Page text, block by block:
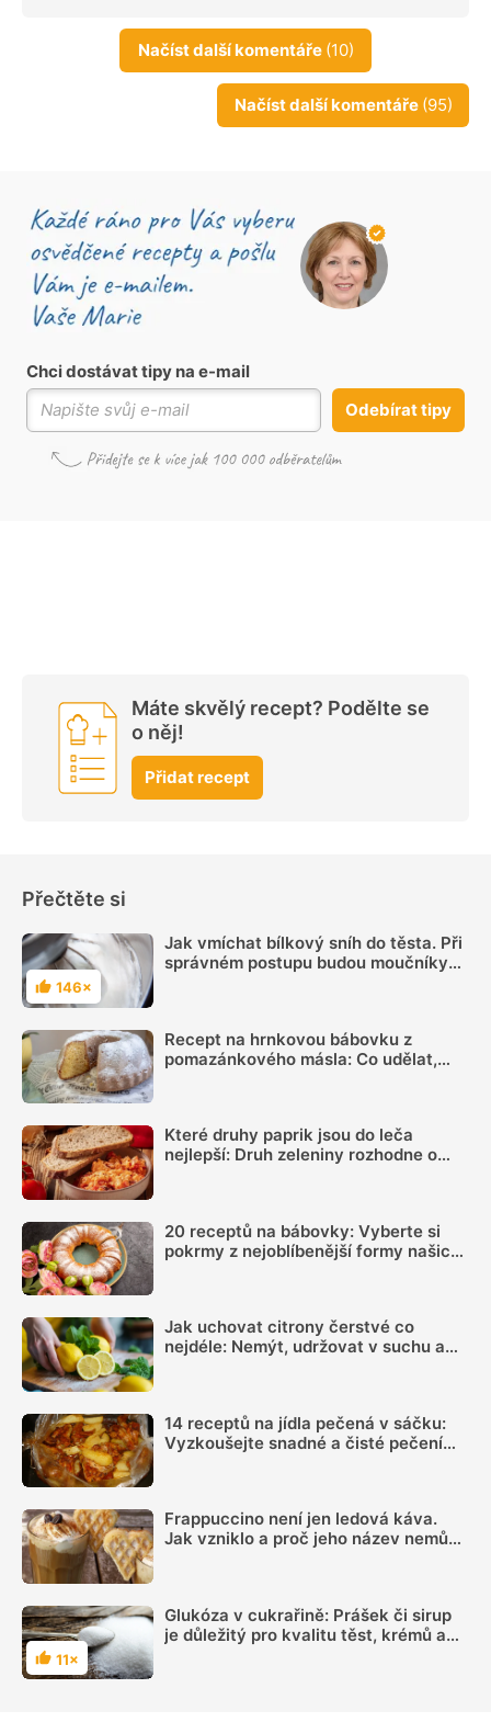
Načíst další komentáře (10)
Načíst další komentáře (95)
Chci dostávat tipy na e-mail
Odebírat tipy
Máte skvělý recept? Podělte se
o něj!
Přidat recept
Přečtěte si
Hodnocení
146×
Jak vmíchat bílkový sníh do těsta. Při
správném postupu budou moučníky
Recept na hrnkovou bábovku z
pomazánkového másla: Co udělat,
Které druhy paprik jsou do leča
nejlepší: Druh zeleniny rozhodne o
20 receptů na bábovky: Vyberte si
pokrmy z nejoblíbenější formy našich
Jak uchovat citrony čerstvé co
nejdéle: Nemýt, udržovat v suchu a
14 receptů na jídla pečená v sáčku:
Vyzkoušejte snadné a čisté pečení
Frappuccino není jen ledová káva.
Jak vzniklo a proč jeho název nemůže
Hodnocení
11×
Glukóza v cukrařině: Prášek či sirup
je důležitý pro kvalitu těst, krémů a